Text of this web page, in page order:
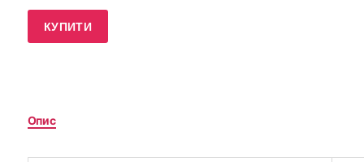
КУПИТИ
Опис